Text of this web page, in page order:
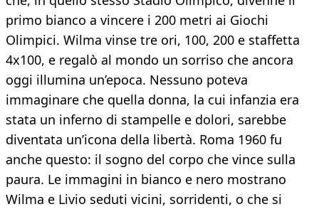
primo bianco a vincere i 200 metri ai Giochi
Olimpici. Wilma vinse tre ori, 100, 200 e staffetta
4x100, e regalò al mondo un sorriso che ancora
oggi illumina un’epoca. Nessuno poteva
immaginare che quella donna, la cui infanzia era
stata un inferno di stampelle e dolori, sarebbe
diventata un’icona della libertà. Roma 1960 fu
anche questo: il sogno del corpo che vince sulla
paura. Le immagini in bianco e nero mostrano
Wilma e Livio seduti vicini, sorridenti, o che si